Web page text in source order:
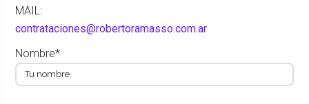
MAIL:
contrataciones@robertoramasso.com.ar
Nombre*